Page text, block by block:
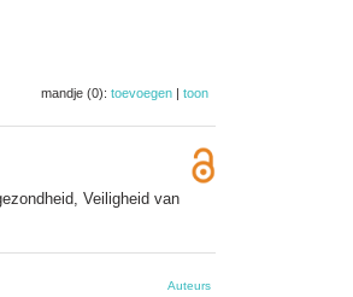
mandje (0): toevoegen | toon
Veiligheid van
Auteurs